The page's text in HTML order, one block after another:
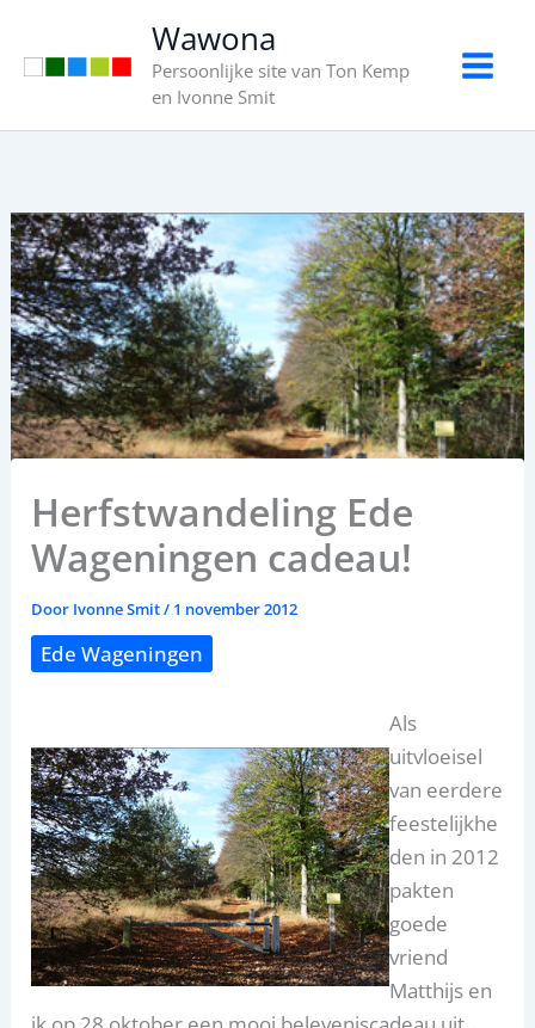
Wawona
Persoonlijke site van Ton Kemp
en Ivonne Smit
Herfstwandeling Ede
Wageningen cadeau!
Door Ivonne Smit/ 1 november 2012
Ede Wageningen
Als
uitvloeisel
van eerdere
feestelijkhe
den in 2012
pakten
goede
vriend
Matthijs en